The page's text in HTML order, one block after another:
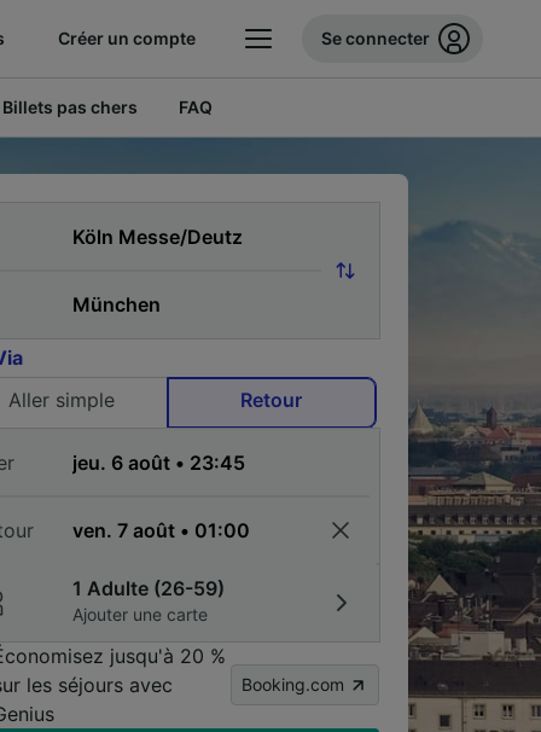
Créer un compte Se connecter
Billets pas chers FAQ
Aller simple
Retour
1 Adulte (26-59)
Ajouter une carte
jusqu'à 20 %
les séjours avec
Booking.com